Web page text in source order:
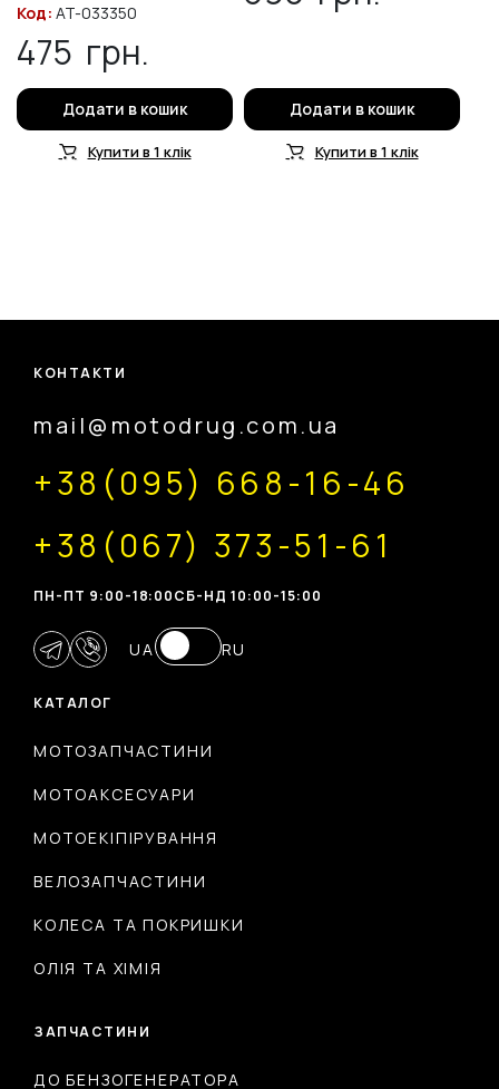
Код: AT-033350
475 грн.
Додати в кошик
Купити в 1 клік
Додати в кошик
Купити в 1 клік
КАТАЛОГ
МОТОЗАПЧАСТИНИ
МОТОАКСЕСУАРИ
МОТОЕКІПІРУВАННЯ
ВЕЛОЗАПЧАСТИНИ
КОЛЕСА ТА ПОКРИШКИ
ОЛІЯ ТА ХІМІЯ
ЗАПЧАСТИНИ
ДО БЕНЗОГЕНЕРАТОРА
КОНТАКТИ
mail@motodrug.com.ua
+38(095) 668-16-46
+38(067) 373-51-61
ПН-ПТ 9:00-18:00CБ-НД 10:00-15:00
UA RU